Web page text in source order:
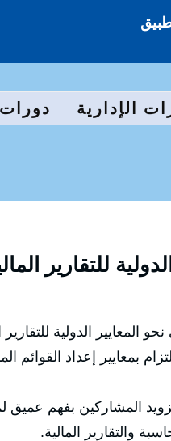
الإدارية
بمعايير إعداد القوائم
المشاركين بفهم عميق
والتقارير المالية.